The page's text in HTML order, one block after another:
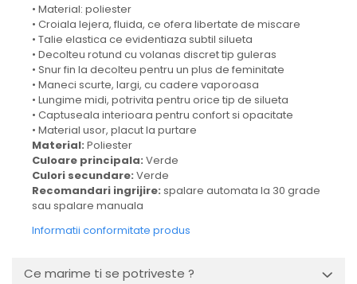
• Material: poliester
• Croiala lejera, fluida, ce ofera libertate de miscare
• Talie elastica ce evidentiaza subtil silueta
• Decolteu rotund cu volanas discret tip guleras
• Snur fin la decolteu pentru un plus de feminitate
• Maneci scurte, largi, cu cadere vaporoasa
• Lungime midi, potrivita pentru orice tip de silueta
• Captuseala interioara pentru confort si opacitate
• Material usor, placut la purtare
Material: Poliester
Culoare principala: Verde
Culori secundare: Verde
Recomandari ingrijire: spalare automata la 30 grade
sau spalare manuala
Informatii conformitate produs
Ce marime ti se potriveste ?